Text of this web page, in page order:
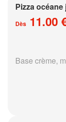
Pizza
Dès 11.00
Base crème,